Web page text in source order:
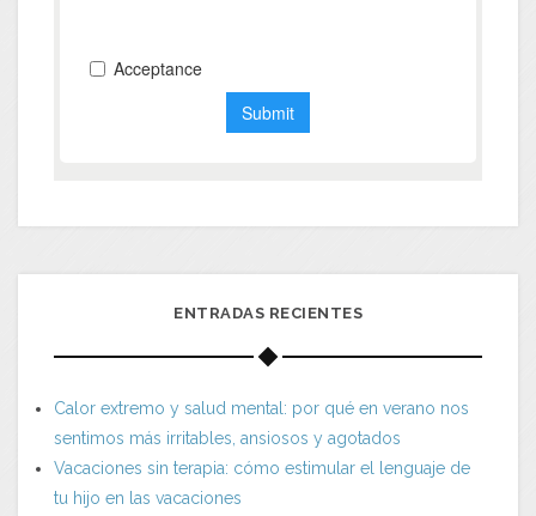
ENTRADAS RECIENTES
Calor extremo y salud mental: por qué en verano nos
sentimos más irritables, ansiosos y agotados
Vacaciones sin terapia: cómo estimular el lenguaje de
tu hijo en las vacaciones